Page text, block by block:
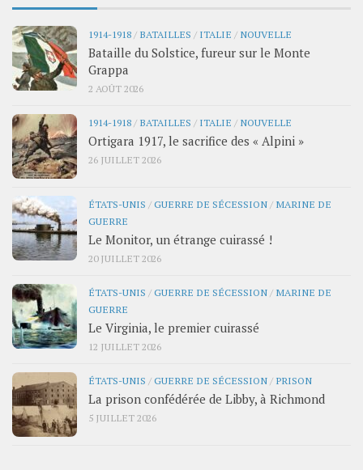
1914-1918 / BATAILLES / ITALIE / NOUVELLE
Bataille du Solstice, fureur sur le Monte
Grappa
2 AOÛT 2026
1914-1918 / BATAILLES / ITALIE / NOUVELLE
Ortigara 1917, le sacrifice des « Alpini »
26 JUILLET 2026
ÉTATS-UNIS /GUERRE DE SÉCESSION / MARINE DE
GUERRE
Le Monitor, un étrange cuirassé !
20 JUILLET 2026
ÉTATS-UNIS /GUERRE DE SÉCESSION / MARINE DE
GUERRE
Le Virginia, le premier cuirassé
12 JUILLET 2026
ÉTATS-UNIS /GUERRE DE SÉCESSION / PRISON
La prison confédérée de Libby, à Richmond
5 JUILLET 2026